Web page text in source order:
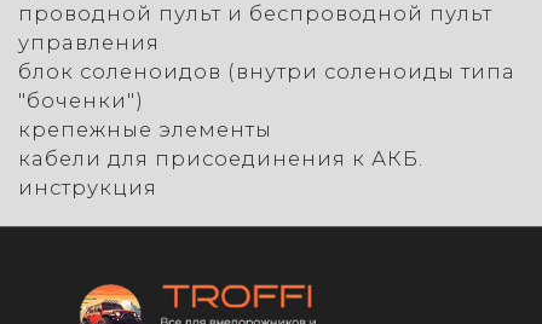
проводной пульт и беспроводной пульт
управления
блок соленоидов (внутри соленоиды типа
"боченки")
крепежные элементы
кабели для присоединения к АКБ.
инструкция